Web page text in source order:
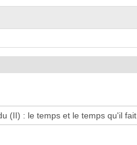
(II) : le temps et le temps qu'il fait